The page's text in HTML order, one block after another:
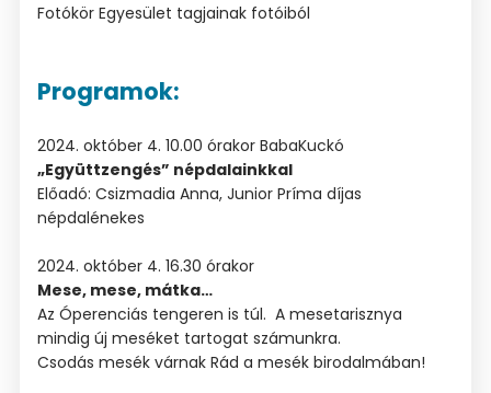
Fotókör Egyesület tagjainak fotóiból
Programok:
2024. október 4. 10.00 órakor BabaKuckó
„Együttzengés” népdalainkkal
Előadó: Csizmadia Anna, Junior Príma díjas
népdalénekes
2024. október 4. 16.30 órakor
Mese, mese, mátka…
Az Óperenciás tengeren is túl. A mesetarisznya
mindig új meséket tartogat számunkra.
Csodás mesék várnak Rád a mesék birodalmában!